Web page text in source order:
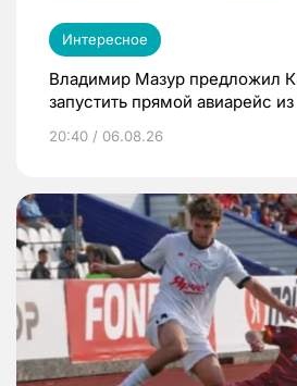
Интересное
Владимир Мазур предложил
запустить прямой авиарейс
20:40 / 06.08.26